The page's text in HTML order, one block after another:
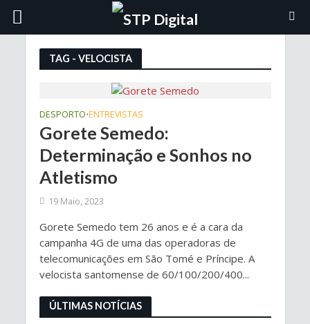
TAG - VELOCISTA
DESPORTO•ENTREVISTAS
Gorete Semedo:
Determinação e Sonhos no
Atletismo
19 Maio, 2023
Gorete Semedo tem 26 anos e é a cara da
campanha 4G de uma das operadoras de
telecomunicações em São Tomé e Príncipe. A
velocista santomense de 60/100/200/400...
ÚLTIMAS NOTÍCIAS